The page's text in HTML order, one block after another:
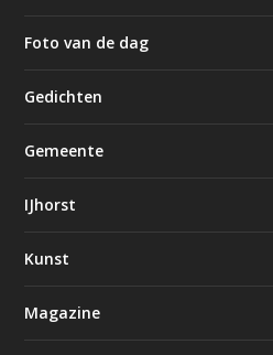
Foto van de dag
Gedichten
Gemeente
IJhorst
Kunst
Magazine